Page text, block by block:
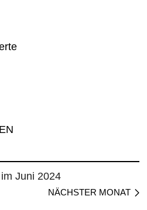
Juni 2024
NÄCHSTER MONAT